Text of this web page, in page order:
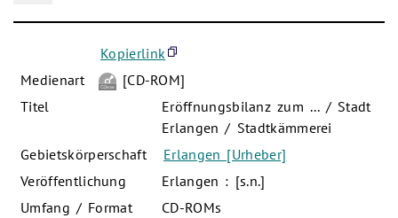
Kopierlink
Medienart
[CD-ROM]
Titel
Eröffnungsbilanz zum ... / Stadt
Erlangen / Stadtkämmerei
Gebietskörperschaft
Erlangen [Urheber]
Veröffentlichung
Erlangen : [s.n.]
Umfang / Format
CD-ROMs